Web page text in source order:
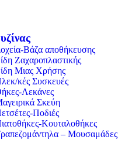
Βάζα αποθήκευσης
Ζαχαροπλαστικής
Μιας Χρήσης
κές Συσκευές
Λεκάνες
Σκεύη
Ποδιές
Κουταλοθήκες
– Μουσαμάδες